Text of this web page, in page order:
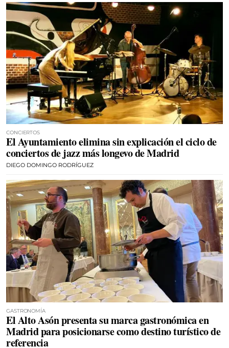
CONCIERTOS
El Ayuntamiento elimina sin explicación el ciclo de
conciertos de jazz más longevo de Madrid
DIEGO DOMINGO RODRÍGUEZ
GASTRONOMÍA
El Alto Asón presenta su marca gastronómica en
Madrid para posicionarse como destino turístico de
referencia